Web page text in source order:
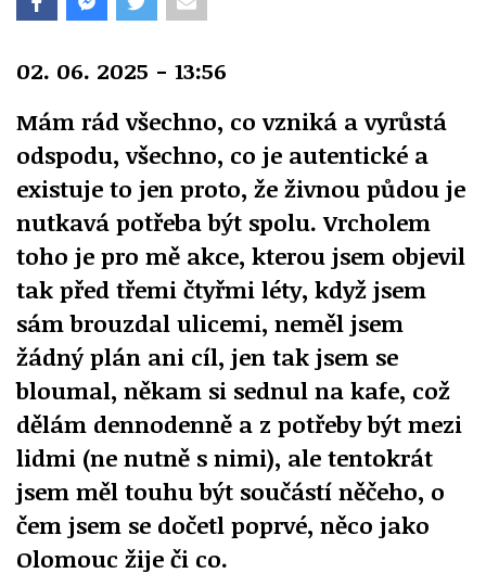
02. 06. 2025 - 13:56
Mám rád všechno, co vzniká a vyrůstá
odspodu, všechno, co je autentické a
existuje to jen proto, že živnou půdou je
nutkavá potřeba být spolu. Vrcholem
toho je pro mě akce, kterou jsem objevil
tak před třemi čtyřmi léty, když jsem
sám brouzdal ulicemi, neměl jsem
žádný plán ani cíl, jen tak jsem se
bloumal, někam si sednul na kafe, což
dělám dennodenně a z potřeby být mezi
lidmi (ne nutně s nimi), ale tentokrát
jsem měl touhu být součástí něčeho, o
čem jsem se dočetl poprvé, něco jako
Olomouc žije či co.